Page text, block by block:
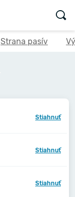
Strana pasív
Stiahnuť
Stiahnuť
Stiahnuť